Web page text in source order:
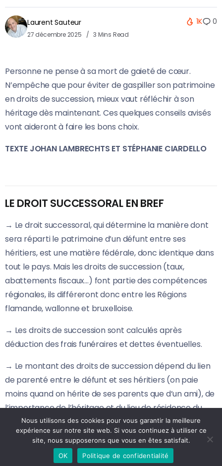
Laurent Sauteur
27 décembre 2025 3 Mins Read
1K 0
Personne ne pense à sa mort de gaieté de cœur.
N’empêche que pour éviter de gaspiller son patrimoine
en droits de succession, mieux vaut réfléchir à son
héritage dès maintenant. Ces quelques conseils avisés
vont aideront à faire les bons choix.
TEXTE JOHAN LAMBRECHTS ET STÉPHANIE CIARDELLO
LE DROIT SUCCESSORAL EN BREF
→ Le droit successoral, qui détermine la manière dont
sera réparti le patrimoine d’un défunt entre ses
héritiers, est une matière fédérale, donc identique dans
tout le pays. Mais les droits de succession (taux,
abattements fiscaux…) font partie des compétences
régionales, ils différeront donc entre les Régions
flamande, wallonne et bruxelloise.
→ Les droits de succession sont calculés après
déduction des frais funéraires et dettes éventuelles.
→ Le montant des droits de succession dépend du lien
de parenté entre le défunt et ses héritiers (on paie
moins quand on hérite de ses parents que d’un ami), de
l’importance de l’héritage et du lieu de résidence du
défunt. Ils peuvent atteindre des sommets, entre 3 et
80 % de votre patrimoine ! Pour les minimiser, plusieurs
« techniques de défiscalisation » existent.
Nous utilisons des cookies pour vous garantir la meilleure
expérience sur notre site web. Si vous continuez à utiliser ce
site, nous supposerons que vous en êtes satisfait.
OK
Politique de confidentialité